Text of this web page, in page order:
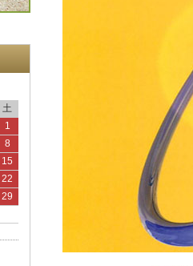
土
1
8
15
22
29